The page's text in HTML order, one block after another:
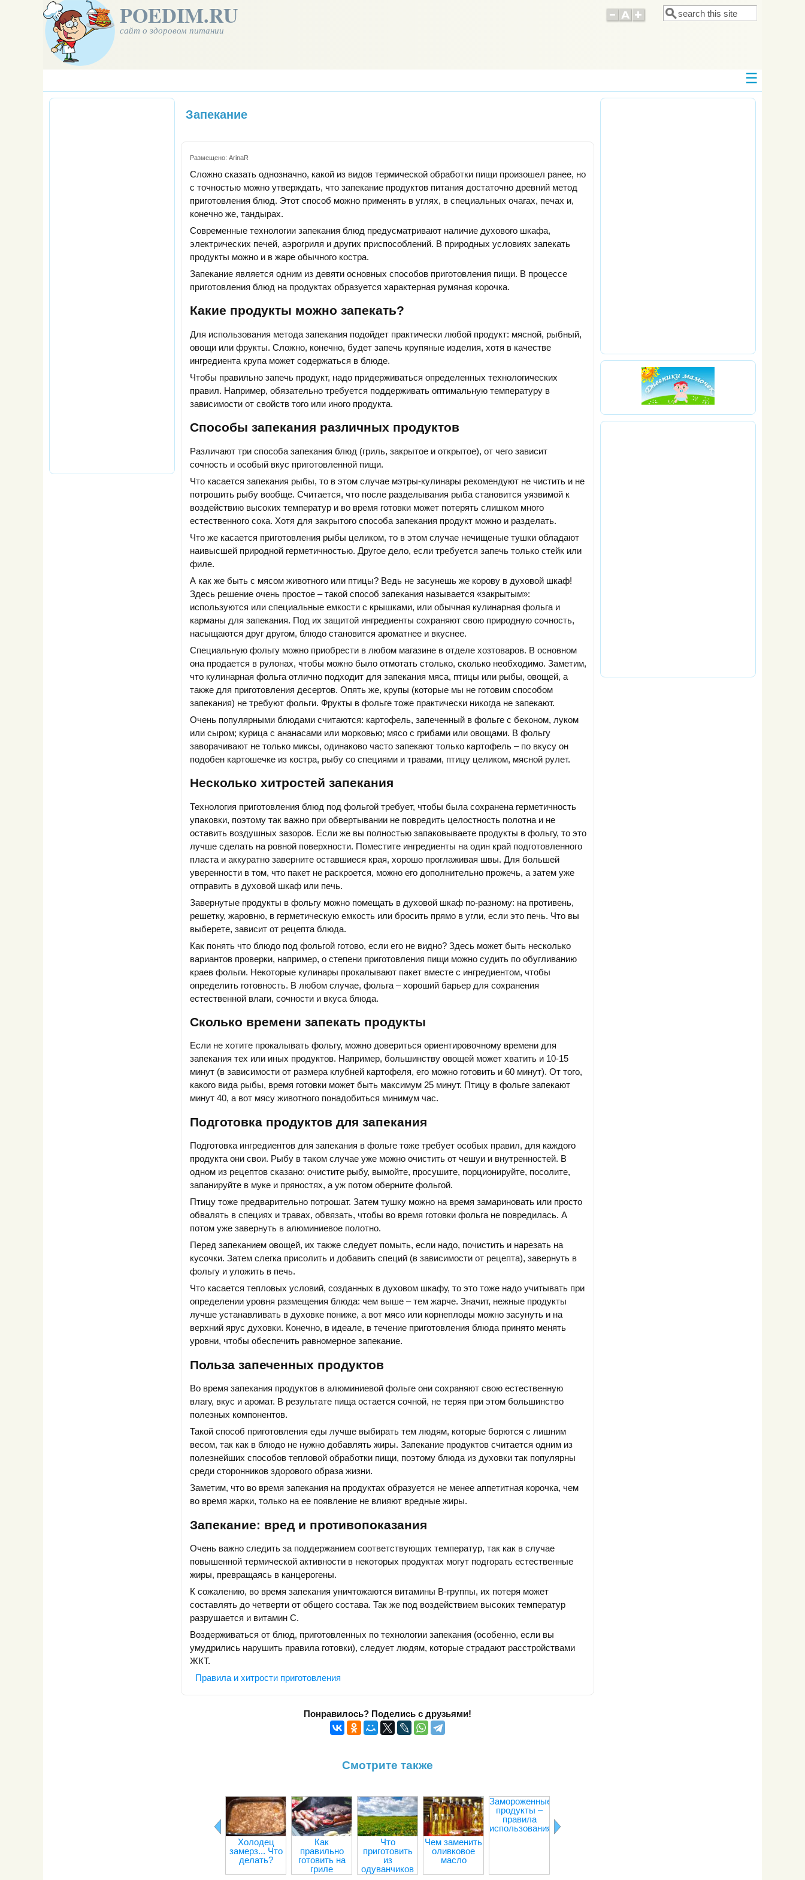
POEDIM.RU
сайт о здоровом питании
Форма поиска
Поиск
Запекание
Размещено: ArinaR
Сложно сказать однозначно, какой из видов термической обработки пищи произошел ранее, но
с точностью можно утверждать, что запекание продуктов питания достаточно древний метод
приготовления блюд. Этот способ можно применять в углях, в специальных очагах, печах и,
конечно же, тандырах.
Современные технологии запекания блюд предусматривают наличие духового шкафа,
электрических печей, аэрогриля и других приспособлений. В природных условиях запекать
продукты можно и в жаре обычного костра.
Запекание является одним из девяти основных способов приготовления пищи. В процессе
приготовления блюд на продуктах образуется характерная румяная корочка.
Какие продукты можно запекать?
Для использования метода запекания подойдет практически любой продукт: мясной, рыбный,
овощи или фрукты. Сложно, конечно, будет запечь крупяные изделия, хотя в качестве
ингредиента крупа может содержаться в блюде.
Чтобы правильно запечь продукт, надо придерживаться определенных технологических
правил. Например, обязательно требуется поддерживать оптимальную температуру в
зависимости от свойств того или иного продукта.
Способы запекания различных продуктов
Различают три способа запекания блюд (гриль, закрытое и открытое), от чего зависит
сочность и особый вкус приготовленной пищи.
Что касается запекания рыбы, то в этом случае мэтры-кулинары рекомендуют не чистить и не
потрошить рыбу вообще. Считается, что после разделывания рыба становится уязвимой к
воздействию высоких температур и во время готовки может потерять слишком много
естественного сока. Хотя для закрытого способа запекания продукт можно и разделать.
Что же касается приготовления рыбы целиком, то в этом случае нечищеные тушки обладают
наивысшей природной герметичностью. Другое дело, если требуется запечь только стейк или
филе.
А как же быть с мясом животного или птицы? Ведь не засунешь же корову в духовой шкаф!
Здесь решение очень простое – такой способ запекания называется «закрытым»:
используются или специальные емкости с крышками, или обычная кулинарная фольга и
карманы для запекания. Под их защитой ингредиенты сохраняют свою природную сочность,
насыщаются друг другом, блюдо становится ароматнее и вкуснее.
Специальную фольгу можно приобрести в любом магазине в отделе хозтоваров. В основном
она продается в рулонах, чтобы можно было отмотать столько, сколько необходимо. Заметим,
что кулинарная фольга отлично подходит для запекания мяса, птицы или рыбы, овощей, а
также для приготовления десертов. Опять же, крупы (которые мы не готовим способом
запекания) не требуют фольги. Фрукты в фольге тоже практически никогда не запекают.
Очень популярными блюдами считаются: картофель, запеченный в фольге с беконом, луком
или сыром; курица с ананасами или морковью; мясо с грибами или овощами. В фольгу
заворачивают не только миксы, одинаково часто запекают только картофель – по вкусу он
подобен картошечке из костра, рыбу со специями и травами, птицу целиком, мясной рулет.
Несколько хитростей запекания
Технология приготовления блюд под фольгой требует, чтобы была сохранена герметичность
упаковки, поэтому так важно при обвертывании не повредить целостность полотна и не
оставить воздушных зазоров. Если же вы полностью запаковываете продукты в фольгу, то это
лучше сделать на ровной поверхности. Поместите ингредиенты на один край подготовленного
пласта и аккуратно заверните оставшиеся края, хорошо проглаживая швы. Для большей
уверенности в том, что пакет не раскроется, можно его дополнительно прожечь, а затем уже
отправить в духовой шкаф или печь.
Завернутые продукты в фольгу можно помещать в духовой шкаф по-разному: на противень,
решетку, жаровню, в герметическую емкость или бросить прямо в угли, если это печь. Что вы
выберете, зависит от рецепта блюда.
Как понять что блюдо под фольгой готово, если его не видно? Здесь может быть несколько
вариантов проверки, например, о степени приготовления пищи можно судить по обугливанию
краев фольги. Некоторые кулинары прокалывают пакет вместе с ингредиентом, чтобы
определить готовность. В любом случае, фольга – хороший барьер для сохранения
естественной влаги, сочности и вкуса блюда.
Сколько времени запекать продукты
Если не хотите прокалывать фольгу, можно довериться ориентировочному времени для
запекания тех или иных продуктов. Например, большинству овощей может хватить и 10-15
минут (в зависимости от размера клубней картофеля, его можно готовить и 60 минут). От того,
какого вида рыбы, время готовки может быть максимум 25 минут. Птицу в фольге запекают
минут 40, а вот мясу животного понадобиться минимум час.
Подготовка продуктов для запекания
Подготовка ингредиентов для запекания в фольге тоже требует особых правил, для каждого
продукта они свои. Рыбу в таком случае уже можно очистить от чешуи и внутренностей. В
одном из рецептов сказано: очистите рыбу, вымойте, просушите, порционируйте, посолите,
запанируйте в муке и пряностях, а уж потом оберните фольгой.
Птицу тоже предварительно потрошат. Затем тушку можно на время замариновать или просто
обвалять в специях и травах, обвязать, чтобы во время готовки фольга не повредилась. А
потом уже завернуть в алюминиевое полотно.
Перед запеканием овощей, их также следует помыть, если надо, почистить и нарезать на
кусочки. Затем слегка присолить и добавить специй (в зависимости от рецепта), завернуть в
фольгу и уложить в печь.
Что касается тепловых условий, созданных в духовом шкафу, то это тоже надо учитывать при
определении уровня размещения блюда: чем выше – тем жарче. Значит, нежные продукты
лучше устанавливать в духовке пониже, а вот мясо или корнеплоды можно засунуть и на
верхний ярус духовки. Конечно, в идеале, в течение приготовления блюда принято менять
уровни, чтобы обеспечить равномерное запекание.
Польза запеченных продуктов
Во время запекания продуктов в алюминиевой фольге они сохраняют свою естественную
влагу, вкус и аромат. В результате пища остается сочной, не теряя при этом большинство
полезных компонентов.
Такой способ приготовления еды лучше выбирать тем людям, которые борются с лишним
весом, так как в блюдо не нужно добавлять жиры. Запекание продуктов считается одним из
полезнейших способов тепловой обработки пищи, поэтому блюда из духовки так популярны
среди сторонников здорового образа жизни.
Заметим, что во время запекания на продуктах образуется не менее аппетитная корочка, чем
во время жарки, только на ее появление не влияют вредные жиры.
Запекание: вред и противопоказания
Очень важно следить за поддержанием соответствующих температур, так как в случае
повышенной термической активности в некоторых продуктах могут подгорать естественные
жиры, превращаясь в канцерогены.
К сожалению, во время запекания уничтожаются витамины В-группы, их потеря может
составлять до четверти от общего состава. Так же под воздействием высоких температур
разрушается и витамин С.
Воздерживаться от блюд, приготовленных по технологии запекания (особенно, если вы
умудрились нарушить правила готовки), следует людям, которые страдают расстройствами
ЖКТ.
Правила и хитрости приготовления
Понравилось? Поделись с друзьями!
Смотрите также
Холодец
замерз... Что
делать?
Как
правильно
готовить на
гриле
Что
приготовить
из
одуванчиков
Чем заменить
оливковое
масло
Замороженные
продукты –
правила
использования
простокваши